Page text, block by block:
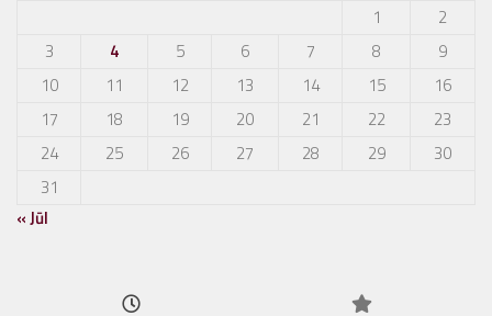
1
2
3
4 5 6 7 8
9
10
11 12 13 14 15
16
17
18 19 20 21 22
23
24
25 26 27 28 29
30
31
« Jūl